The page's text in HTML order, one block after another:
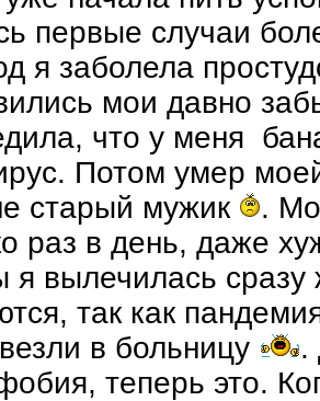
первые случаи
я заболела
мои давно
что у меня
Потом умер
старый мужик
.
раз в день, даже
я вылечилась
так как
в больницу
.
теперь это.